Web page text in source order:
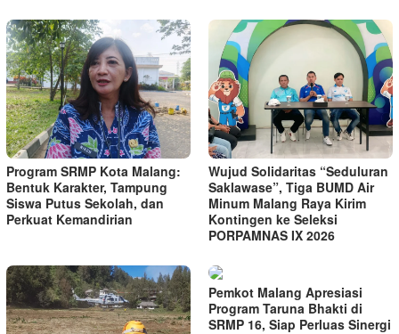
Program SRMP Kota Malang:
Bentuk Karakter, Tampung
Siswa Putus Sekolah, dan
Perkuat Kemandirian
Wujud Solidaritas “Seduluran
Saklawase”, Tiga BUMD Air
Minum Malang Raya Kirim
Kontingen ke Seleksi
PORPAMNAS IX 2026
Pemkot Malang Apresiasi
Program Taruna Bhakti di
SRMP 16, Siap Perluas Sinergi